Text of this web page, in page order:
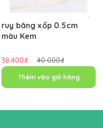
ruy băng xốp 0.5cm
màu Kem
38.400₫ 40.000₫
Thêm vào giỏ hàng